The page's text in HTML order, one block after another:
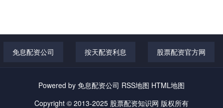
免息配资公司 按天配资利息 股票配资官方网
Powered by 免息配资公司 RSS地图 HTML地图
Copyright © 2013-2025 股票配资知识网 版权所有